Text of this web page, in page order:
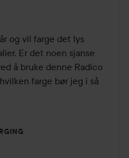
og vil farge det lys
Er det noen sjanse
å bruke denne Radico
farge bør jeg i så